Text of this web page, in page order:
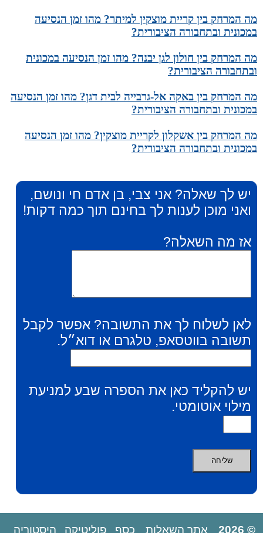
מה המרחק בין קריית מוצקין למיתר? מהו זמן הנסיעה
במכונית ובתחבורה הציבורית?
מה המרחק בין חולון לגן יבנה? מהו זמן הנסיעה במכונית
ובתחבורה הציבורית?
מה המרחק בין באקה אל-גרבייה לבית דגן? מהו זמן הנסיעה
במכונית ובתחבורה הציבורית?
מה המרחק בין אשקלון לקריית מוצקין? מהו זמן הנסיעה
במכונית ובתחבורה הציבורית?
יש לך שאלה? אני צבי, בן אדם חי ונושם,
ואני מוכן לענות לך בחינם תוך כמה דקות!
אז מה השאלה?
לאן לשלוח לך את התשובה? אפשר לקבל
תשובה בווטסאפ, טלגרם או דוא״ל.
יש להקליד כאן את הספרה שבע למניעת
מילוי אוטומטי.
© 2026 אתר השאלות כסף פוליטיקה היסטוריה